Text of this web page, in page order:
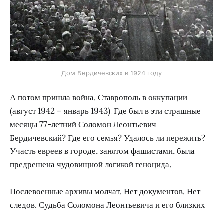
Дом Бердичевских в 1924 году
А потом пришла война. Ставрополь в оккупации
(август 1942 – январь 1943). Где был в эти страшные
месяцы 77-летний Соломон Леонтьевич
Бердичевский? Где его семья? Удалось ли пережить?
Участь евреев в городе, занятом фашистами, была
предрешена чудовищной логикой геноцида.
Послевоенные архивы молчат. Нет документов. Нет
следов. Судьба Соломона Леонтьевича и его близких